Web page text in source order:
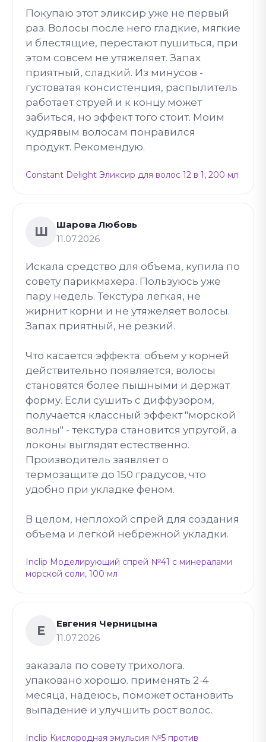
Покупаю этот эликсир уже не первый
раз. Волосы после него гладкие, мягкие
и блестящие, перестают пушиться, при
этом совсем не утяжеляет. Запах
приятный, сладкий. Из минусов -
густоватая консистенция, распылитель
работает струей и к концу может
забиться, но эффект того стоит. Моим
кудрявым волосам понравился
продукт. Рекомендую.
Constant Delight Эликсир для волос 12 в 1, 200 мл
Ш
Шарова Любовь
11.07.2026
Искала средство для объема, купила по
совету парикмахера. Пользуюсь уже
пару недель. Текстура легкая, не
жирнит корни и не утяжеляет волосы.
Запах приятный, не резкий.
Что касается эффекта: объем у корней
действительно появляется, волосы
становятся более пышными и держат
форму. Если сушить с диффузором,
получается классный эффект "морской
волны" - текстура становится упругой, а
локоны выглядят естественно.
Производитель заявляет о
термозащите до 150 градусов, что
удобно при укладке феном.
В целом, неплохой спрей для создания
объема и легкой небрежной укладки.
Inclip Моделирующий спрей №41 с минералами
морской соли, 100 мл
Е
Евгения Черницына
11.07.2026
заказала по совету трихолога.
упаковано хорошо. применять 2-4
месяца, надеюсь, поможет остановить
выпадение и улучшить рост волос.
Inclip Кислородная эмульсия №5 против